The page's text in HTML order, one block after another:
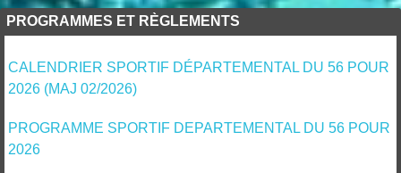
PROGRAMMES ET RÈGLEMENTS
CALENDRIER SPORTIF DÉPARTEMENTAL DU 56 POUR
2026 (MAJ 02/2026)
PROGRAMME SPORTIF DEPARTEMENTAL DU 56 POUR
2026